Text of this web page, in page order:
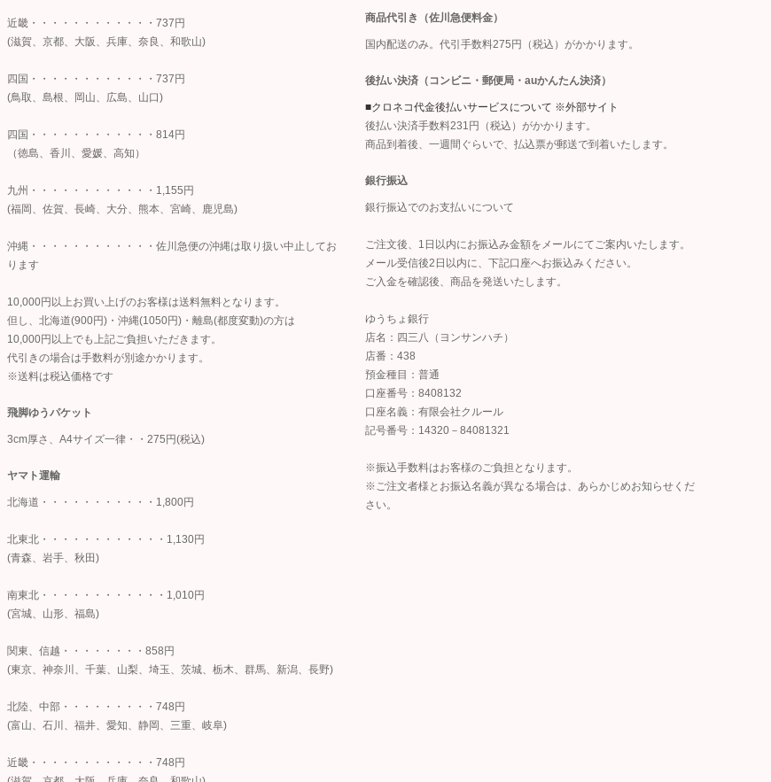
近畿・・・・・・・・・・・・737円
(滋賀、京都、大阪、兵庫、奈良、和歌山)
四国・・・・・・・・・・・・737円
(鳥取、島根、岡山、広島、山口)
四国・・・・・・・・・・・・814円
（徳島、香川、愛媛、高知）
九州・・・・・・・・・・・・1,155円
(福岡、佐賀、長崎、大分、熊本、宮崎、鹿児島)
沖縄・・・・・・・・・・・・佐川急便の沖縄は取り扱い中止してお
ります
10,000円以上お買い上げのお客様は送料無料となります。
但し、北海道(900円)・沖縄(1050円)・離島(都度変動)の方は
10,000円以上でも上記ご負担いただきます。
代引きの場合は手数料が別途かかります。
※送料は税込価格です
飛脚ゆうパケット
3cm厚さ、A4サイズ一律・・275円(税込)
ヤマト運輸
北海道・・・・・・・・・・・1,800円
北東北・・・・・・・・・・・・1,130円
(青森、岩手、秋田)
南東北・・・・・・・・・・・・1,010円
(宮城、山形、福島)
関東、信越・・・・・・・・858円
(東京、神奈川、千葉、山梨、埼玉、茨城、栃木、群馬、新潟、長野)
北陸、中部・・・・・・・・・748円
(富山、石川、福井、愛知、静岡、三重、岐阜)
近畿・・・・・・・・・・・・748円
商品代引き（佐川急便料金）
国内配送のみ。代引手数料275円（税込）がかかります。
後払い決済（コンビニ・郵便局・auかんたん決済）
■クロネコ代金後払いサービスについて ※外部サイト
後払い決済手数料231円（税込）がかかります。
商品到着後、一週間ぐらいで、払込票が郵送で到着いたします。
銀行振込
銀行振込でのお支払いについて
ご注文後、1日以内にお振込み金額をメールにてご案内いたします。
メール受信後2日以内に、下記口座へお振込みください。
ご入金を確認後、商品を発送いたします。
ゆうちょ銀行
店名：四三八（ヨンサンハチ）
店番：438
預金種目：普通
口座番号：8408132
口座名義：有限会社クルール
記号番号：14320－84081321
※振込手数料はお客様のご負担となります。
※ご注文者様とお振込名義が異なる場合は、あらかじめお知らせくだ
さい。